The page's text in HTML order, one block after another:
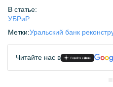
В статье:
УБРиР
Метки:Уральский банк
Читайте нас в